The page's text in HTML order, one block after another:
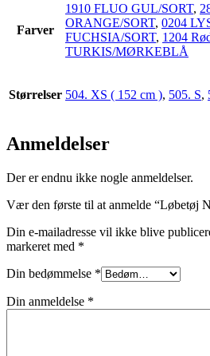
Farver
1910 FLUO GUL/SORT,
ORANGE/SORT, 0204
FUCHSIA/SORT, 1204
TURKIS/MØRKEBLÅ
Størrelser 504. XS ( 152 cm ), 505. S,
Anmeldelser
Der er endnu ikke nogle anmeldelser.
Vær den første til at anmelde “Løbetøj
Din e-mailadresse vil ikke blive
markeret med *
Din bedømmelse *
Din anmeldelse *